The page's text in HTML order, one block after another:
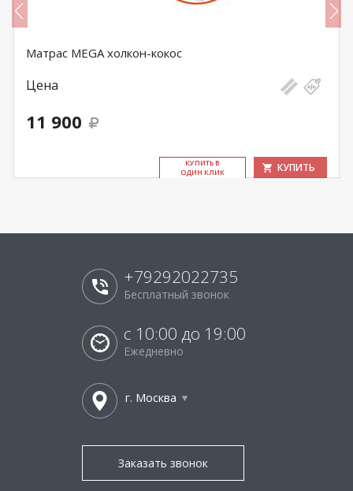
Матрас MEGA холкон-кокос
Цена
11 900
КУ­ПИТЬ В
ОДИН КЛИК
КУПИТЬ
+79292022735
Бесплатный звонок
с 10:00 до 19:00
Ежедневно
г. Москва
Заказать звонок